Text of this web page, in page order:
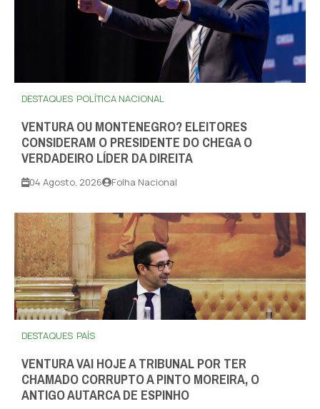
DESTAQUES POLÍTICA NACIONAL
VENTURA OU MONTENEGRO? ELEITORES
CONSIDERAM O PRESIDENTE DO CHEGA O
VERDADEIRO LÍDER DA DIREITA
04 Agosto, 2026 Folha Nacional
DESTAQUES PAÍS
VENTURA VAI HOJE A TRIBUNAL POR TER
CHAMADO CORRUPTO A PINTO MOREIRA, O
ANTIGO AUTARCA DE ESPINHO